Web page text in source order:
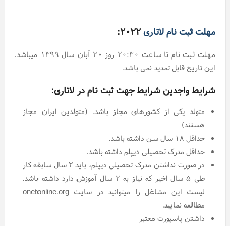
مهلت ثبت نام لاتاری۲۰۲۲:
مهلت ثبت نام تا ساعت ۲۰:۳۰ روز ۲۰ آبان سال ۱۳۹۹ میباشد.
این تاریخ قابل تمدید نمی باشد.
شرایط واجدین شرایط جهت ثبت نام در لاتاری:
متولد یکی از کشورهای مجاز باشد. (متولدین ایران مجاز
هستند)
حداقل ۱۸ سال سن داشته باشد.
حداقل مدرک تحصیلی دیپلم داشته باشد.
در صورت نداشتن مدرک تحصیلی دیپلم، باید ۲ سال سابقه کار
طی ۵ سال اخیر که نیاز به ۲ سال آموزش دارد داشته باشد.
لیست این مشاغل را میتوانید در سایت onetonline.org
مطالعه نمایید.
داشتن پاسپورت معتبر